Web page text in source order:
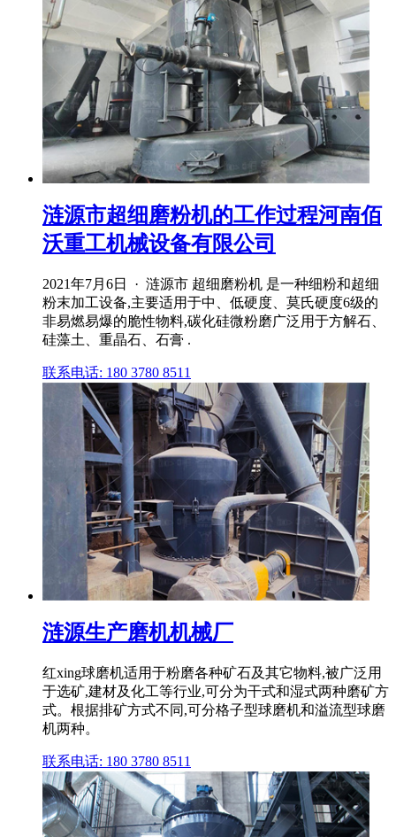
涟源市超细磨粉机的工作过程河南佰
沃重工机械设备有限公司
2021年7月6日 · 涟源市 超细磨粉机 是一种细粉和超细
粉末加工设备,主要适用于中、低硬度、莫氏硬度6级的
非易燃易爆的脆性物料,碳化硅微粉磨广泛用于方解石、
硅藻土、重晶石、石膏 .
联系电话: 180 3780 8511
涟源生产磨机机械厂
红xing球磨机适用于粉磨各种矿石及其它物料,被广泛用
于选矿,建材及化工等行业,可分为干式和湿式两种磨矿方
式。根据排矿方式不同,可分格子型球磨机和溢流型球磨
机两种。
联系电话: 180 3780 8511